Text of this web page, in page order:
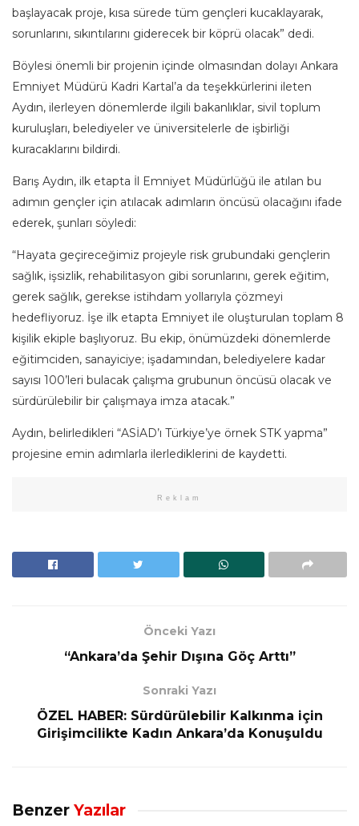
başlayacak proje, kısa sürede tüm gençleri kucaklayarak,
sorunlarını, sıkıntılarını giderecek bir köprü olacak” dedi.
Böylesi önemli bir projenin içinde olmasından dolayı Ankara
Emniyet Müdürü Kadri Kartal’a da teşekkürlerini ileten
Aydın, ilerleyen dönemlerde ilgili bakanlıklar, sivil toplum
kuruluşları, belediyeler ve üniversitelerle de işbirliği
kuracaklarını bildirdi.
Barış Aydın, ilk etapta İl Emniyet Müdürlüğü ile atılan bu
adımın gençler için atılacak adımların öncüsü olacağını ifade
ederek, şunları söyledi:
“Hayata geçireceğimiz projeyle risk grubundaki gençlerin
sağlık, işsizlik, rehabilitasyon gibi sorunlarını, gerek eğitim,
gerek sağlık, gerekse istihdam yollarıyla çözmeyi
hedefliyoruz. İşe ilk etapta Emniyet ile oluşturulan toplam 8
kişilik ekiple başlıyoruz. Bu ekip, önümüzdeki dönemlerde
eğitimciden, sanayiciye; işadamından, belediyelere kadar
sayısı 100’leri bulacak çalışma grubunun öncüsü olacak ve
sürdürülebilir bir çalışmaya imza atacak.”
Aydın, belirledikleri “ASİAD’ı Türkiye’ye örnek STK yapma”
projesine emin adımlarla ilerlediklerini de kaydetti.
Reklam
Önceki Yazı
“Ankara’da Şehir Dışına Göç Arttı”
Sonraki Yazı
ÖZEL HABER: Sürdürülebilir Kalkınma için
Girişimcilikte Kadın Ankara’da Konuşuldu
Benzer Yazılar